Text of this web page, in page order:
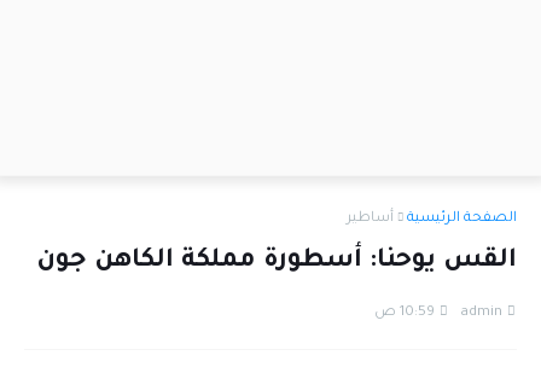
الصفحة الرئيسية أساطير
القس يوحنا: أسطورة مملكة الكاهن جون
admin 10:59 ص